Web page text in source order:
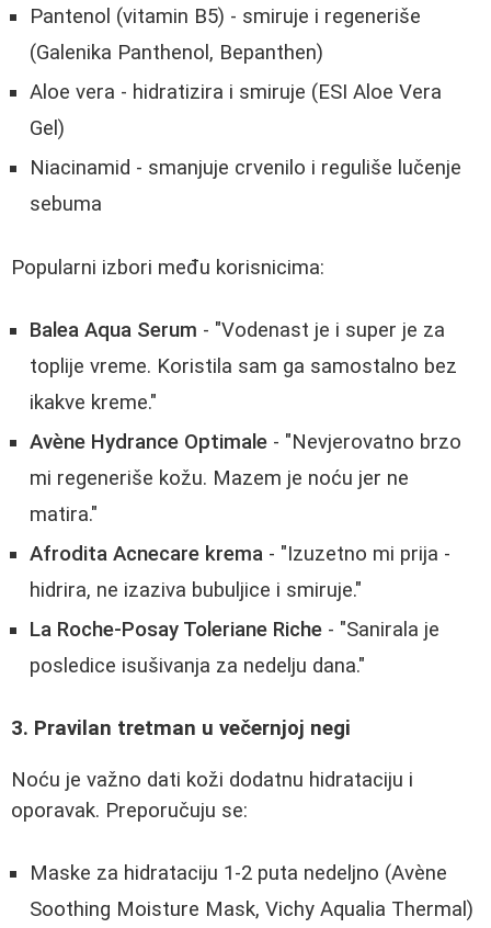
Pantenol (vitamin B5) - smiruje i regeneriše
(Galenika Panthenol, Bepanthen)
Aloe vera - hidratizira i smiruje (ESI Aloe Vera
Gel)
Niacinamid - smanjuje crvenilo i reguliše lučenje
sebuma
Popularni izbori među korisnicima:
Balea Aqua Serum - "Vodenast je i super je za
toplije vreme. Koristila sam ga samostalno bez
ikakve kreme."
Avène Hydrance Optimale - "Nevjerovatno brzo
mi regeneriše kožu. Mazem je noću jer ne
matira."
Afrodita Acnecare krema - "Izuzetno mi prija -
hidrira, ne izaziva bubuljice i smiruje."
La Roche-Posay Toleriane Riche - "Sanirala je
posledice isušivanja za nedelju dana."
3. Pravilan tretman u večernjoj negi
Noću je važno dati koži dodatnu hidrataciju i
oporavak. Preporučuju se:
Maske za hidrataciju 1-2 puta nedeljno (Avène
Soothing Moisture Mask, Vichy Aqualia Thermal)